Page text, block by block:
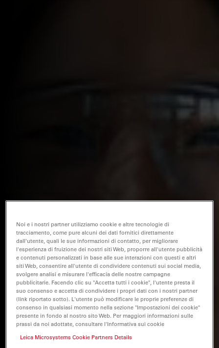
Noi e i nostri partner utilizziamo cookie e altre tecnologie di
tracciamento, come pure alcuni dei dati fornitici direttamente
dall'utente, quali le sue informazioni di contatto, per migliorare
l'esperienza di fruizione dei nostri siti Web, proporre all'utente pubblicità
e contenuti personalizzati in base alle sue interazioni con questi e altri
siti Web, consentire all'utente di condividere contenuti sui social media,
svolgere analisi e misurare l'efficacia delle nostre campagne
pubblicitarie. Facendo clic su "Accetta tutti i cookie", l'utente presta il
suo consenso e accetta di condividere i propri dati con i nostri partner
(link riportato sotto). L'utente può modificare le proprie preferenze di
consenso in qualsiasi momento nella sezione "Impostazioni dei cookie"
presente in fondo al nostro sito Web. Per maggiori informazioni sulle
prassi da noi adottate, consultare l'Informativa sui cookie
Leica Microsystems Cookie Partners Details